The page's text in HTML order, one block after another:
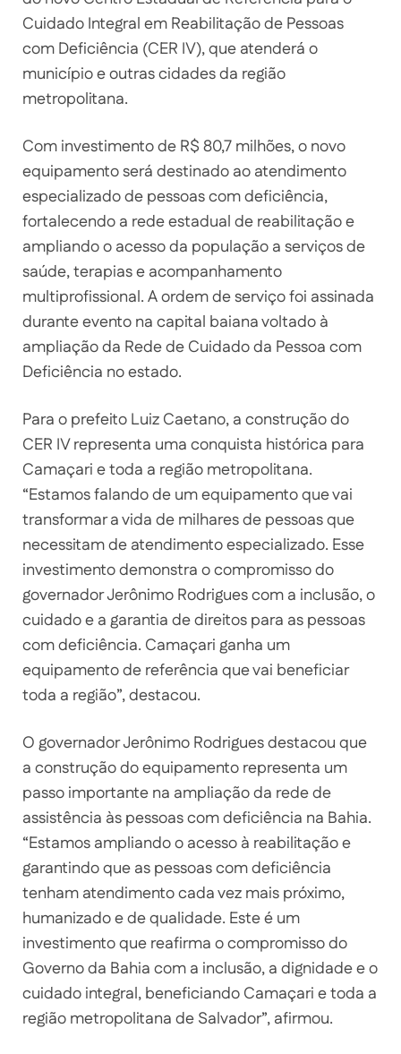
Cuidado Integral em Reabilitação de Pessoas
com Deficiência (CER IV), que atenderá o
município e outras cidades da região
metropolitana.
Com investimento de R$ 80,7 milhões, o novo
equipamento será destinado ao atendimento
especializado de pessoas com deficiência,
fortalecendo a rede estadual de reabilitação e
ampliando o acesso da população a serviços de
saúde, terapias e acompanhamento
multiprofissional. A ordem de serviço foi assinada
durante evento na capital baiana voltado à
ampliação da Rede de Cuidado da Pessoa com
Deficiência no estado.
Para o prefeito Luiz Caetano, a construção do
CER IV representa uma conquista histórica para
Camaçari e toda a região metropolitana.
“Estamos falando de um equipamento que vai
transformar a vida de milhares de pessoas que
necessitam de atendimento especializado. Esse
investimento demonstra o compromisso do
governador Jerônimo Rodrigues com a inclusão, o
cuidado e a garantia de direitos para as pessoas
com deficiência. Camaçari ganha um
equipamento de referência que vai beneficiar
toda a região”, destacou.
O governador Jerônimo Rodrigues destacou que
a construção do equipamento representa um
passo importante na ampliação da rede de
assistência às pessoas com deficiência na Bahia.
“Estamos ampliando o acesso à reabilitação e
garantindo que as pessoas com deficiência
tenham atendimento cada vez mais próximo,
humanizado e de qualidade. Este é um
investimento que reafirma o compromisso do
Governo da Bahia com a inclusão, a dignidade e o
cuidado integral, beneficiando Camaçari e toda a
região metropolitana de Salvador”, afirmou.